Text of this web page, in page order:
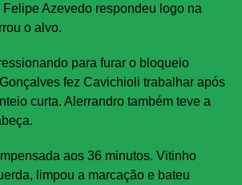
Felipe Azevedo respondeu logo na
o alvo.
para furar o bloqueio
fez Cavichioli trabalhar após
curta. Alerrandro também teve a
aos 36 minutos. Vitinho
limpou a marcação e bateu